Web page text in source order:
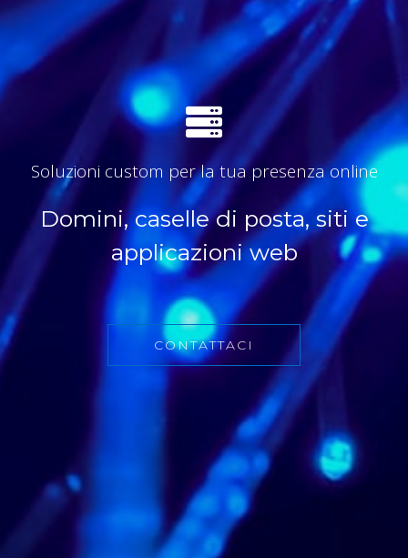
Soluzioni custom per la tua presenza online
Domini, caselle di posta, siti e
applicazioni web
CONTATTACI